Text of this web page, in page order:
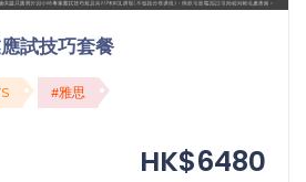
試技巧套餐
#雅思
HK$6480